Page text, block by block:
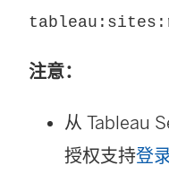
链
新
窗
注意：
从 Tableau
授权支持登